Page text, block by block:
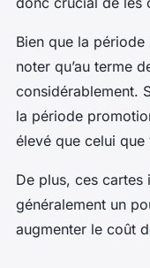
Bien que la
noter qu’au terme
considérablement.
la période
élevé que celui que
De plus, ces
généralement un
augmenter le coût